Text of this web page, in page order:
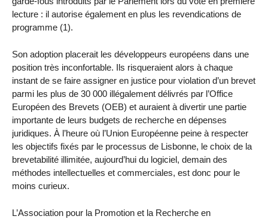
lecture : il autorise également en plus les revendications de
programme (1).
Son adoption placerait les développeurs européens dans une
position très inconfortable. Ils risqueraient alors à chaque
instant de se faire assigner en justice pour violation d’un brevet
parmi les plus de 30 000 illégalement délivrés par l’Office
Européen des Brevets (OEB) et auraient à divertir une partie
importante de leurs budgets de recherche en dépenses
juridiques. À l’heure où l’Union Européenne peine à respecter
les objectifs fixés par le processus de Lisbonne, le choix de la
brevetabilité illimitée, aujourd’hui du logiciel, demain des
méthodes intellectuelles et commerciales, est donc pour le
moins curieux.
L’Association pour la Promotion et la Recherche en